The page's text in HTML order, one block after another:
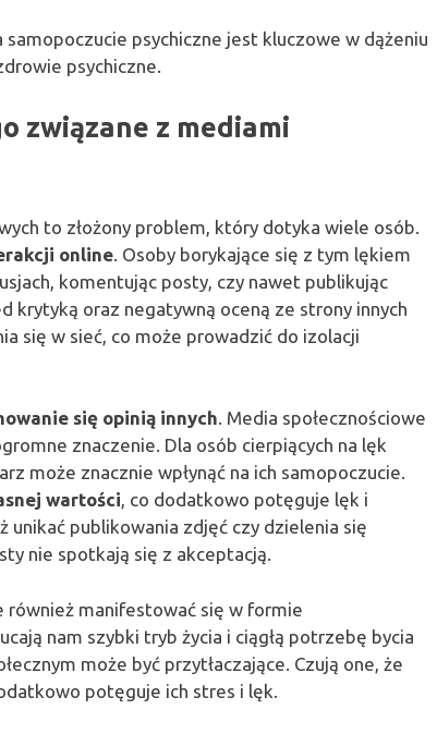
psychiczne jest kluczowe w dążeniu
psychiczne.
związane z mediami
to złożony problem, który dotyka wiele osób.
online . Osoby borykające się z tym lękiem
komentując posty, czy nawet publikując
krytyką oraz negatywną oceną ze strony innych
się w sieć, co może prowadzić do izolacji
się opinią innych. Media społecznościowe
znaczenie. Dla osób cierpiących na lęk
może znacznie wpłynąć na ich samopoczucie.
wartości, co dodatkowo potęguje lęk i
publikowania zdjęć czy dzielenia się
nie spotkają się z akceptacją.
również manifestować się w formie
nam szybki tryb życia i ciągłą potrzebę bycia
może być przytłaczające. Czują one, że
potęguje ich stres i lęk.